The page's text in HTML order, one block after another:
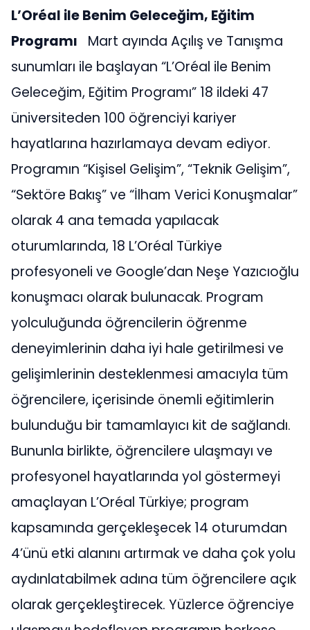
L’Oréal ile Benim Geleceğim, Eğitim
Programı Mart ayında Açılış ve Tanışma
sunumları ile başlayan “L’Oréal ile Benim
Geleceğim, Eğitim Programı” 18 ildeki 47
üniversiteden 100 öğrenciyi kariyer
hayatlarına hazırlamaya devam ediyor.
Programın “Kişisel Gelişim”, “Teknik Gelişim”,
“Sektöre Bakış” ve “İlham Verici Konuşmalar”
olarak 4 ana temada yapılacak
oturumlarında, 18 L’Oréal Türkiye
profesyoneli ve Google’dan Neşe Yazıcıoğlu
konuşmacı olarak bulunacak. Program
yolculuğunda öğrencilerin öğrenme
deneyimlerinin daha iyi hale getirilmesi ve
gelişimlerinin desteklenmesi amacıyla tüm
öğrencilere, içerisinde önemli eğitimlerin
bulunduğu bir tamamlayıcı kit de sağlandı.
Bununla birlikte, öğrencilere ulaşmayı ve
profesyonel hayatlarında yol göstermeyi
amaçlayan L’Oréal Türkiye; program
kapsamında gerçekleşecek 14 oturumdan
4’ünü etki alanını artırmak ve daha çok yolu
aydınlatabilmek adına tüm öğrencilere açık
olarak gerçekleştirecek. Yüzlerce öğrenciye